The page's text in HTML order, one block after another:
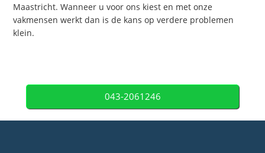
Maastricht. Wanneer u voor ons kiest en met onze
vakmensen werkt dan is de kans op verdere problemen
klein.
043-2061246